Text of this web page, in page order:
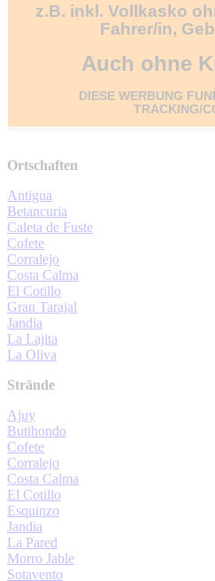
z.B. inkl. Vollkasko
Fahrer/in,
Auch ohne
DIESE WERBUNG
TRACKING/
Ortschaften
Antigua
Betancuria
Caleta de Fuste
Cofete
Corralejo
Costa Calma
El Cotillo
Gran Tarajal
Jandia
La Lajita
La Oliva
Strände
Ajuy
Butihondo
Cofete
Corralejo
Costa Calma
El Cotillo
Esquinzo
Jandia
La Pared
Morro Jable
Sotavento